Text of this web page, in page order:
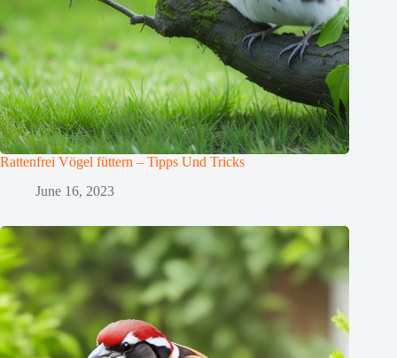
Rattenfrei Vögel füttern – Tipps Und Tricks
June 16, 2023